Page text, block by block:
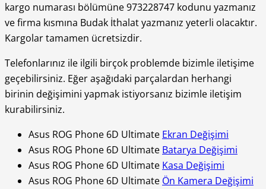
kargo numarası bölümüne 973228747 kodunu yazmanız
ve firma kısmına Budak İthalat yazmanız yeterli olacaktır.
Kargolar tamamen ücretsizdir.
Telefonlarınız ile ilgili birçok problemde bizimle iletişime
geçebilirsiniz. Eğer aşağıdaki parçalardan herhangi
birinin değişimini yapmak istiyorsanız bizimle iletişim
kurabilirsiniz.
Asus ROG Phone 6D Ultimate Ekran Değişimi
Asus ROG Phone 6D Ultimate Batarya Değişimi
Asus ROG Phone 6D Ultimate Kasa Değişimi
Asus ROG Phone 6D Ultimate Ön Kamera Değişimi